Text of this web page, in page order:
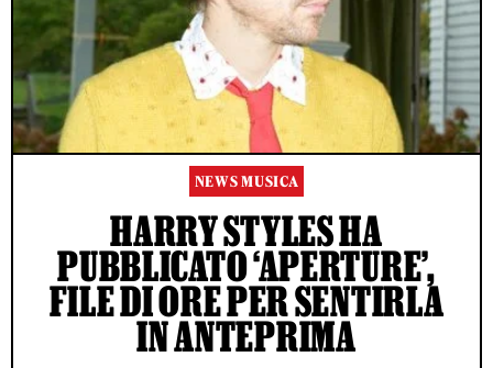
NEWS MUSICA
HARRY STYLES HA
PUBBLICATO ‘APERTURE’,
FILE DI ORE PER SENTIRLA
IN ANTEPRIMA